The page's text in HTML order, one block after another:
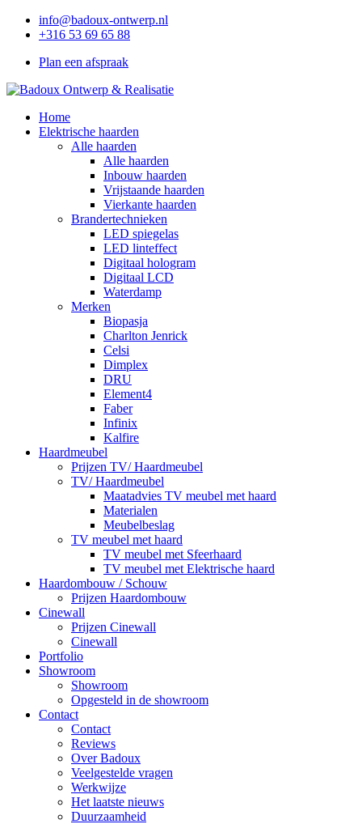
info@badoux-ontwerp.nl
+316 53 69 65 88
Plan een afspraak
Home
Elektrische haarden
Alle haarden
Alle haarden
Inbouw haarden
Vrijstaande haarden
Vierkante haarden
Brandertechnieken
LED spiegelas
LED linteffect
Digitaal hologram
Digitaal LCD
Waterdamp
Merken
Biopasja
Charlton Jenrick
Celsi
Dimplex
DRU
Element4
Faber
Infinix
Kalfire
Haardmeubel
Prijzen TV/ Haardmeubel
TV/ Haardmeubel
Maatadvies TV meubel met haard
Materialen
Meubelbeslag
TV meubel met haard
TV meubel met Sfeerhaard
TV meubel met Elektrische haard
Haardombouw / Schouw
Prijzen Haardombouw
Cinewall
Prijzen Cinewall
Cinewall
Portfolio
Showroom
Showroom
Opgesteld in de showroom
Contact
Contact
Reviews
Over Badoux
Veelgestelde vragen
Werkwijze
Het laatste nieuws
Duurzaamheid